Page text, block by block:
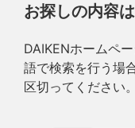
お探しの内容
DAIKENホームペ
語で検索を行う場
区切ってください。